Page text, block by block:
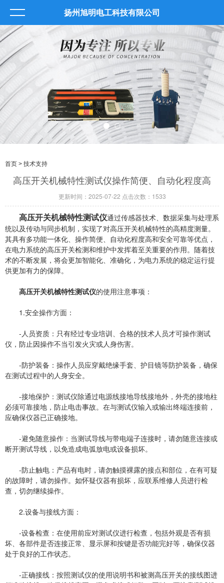
扬州旭明电工科技有限公司
首页 > 技术支持
高压开关机械特性测试仪操作简便、自动化程度高
更新时间：2025-07-22 点击次数：1533
高压开关机械特性测试仪通过传感器技术、数据采集与处理系
统以及传动与同步机制，实现了对高压开关机械特性的高精度测量。
其具有多功能一体化、操作简便、自动化程度高和安全可靠等优点，
在电力系统的高压开关检测和维护中发挥着至关重要的作用。随着技
术的不断发展，将会更加智能化、准确化，为电力系统的稳定运行提
供更加有力的保障。
高压开关机械特性测试仪的使用注意事项：
1.安全操作方面：
-人员资质：只有经过专业培训、合格的技术人员才可操作测试
仪，防止因操作不当引发火灾或人身伤害。
-防护装备：操作人员应穿戴绝缘手套、护目镜等防护装备，确保
在测试过程中的人身安全。
-接地保护：测试仪除通过电源线接地导线接地外，外壳的接地柱
必须可靠接地，防止电击事故。在与测试仪输入或输出终端连接前，
应确保仪器已正确接地。
-避免随意操作：当测试导线与带电端子连接时，请勿随意连接或
断开测试导线，以免造成电弧放电或设备损坏。
-防止触电：产品有电时，请勿触摸裸露的接点和部位，在有可疑
的故障时，请勿操作。如怀疑仪器有损坏，应联系维修人员进行检
查，切勿继续操作。
2.设备与接线方面：
-设备检查：在使用前应对测试仪进行检查，包括外观是否有损
坏、各部件是否连接正常、显示屏和按键是否功能完好等，确保仪器
处于良好的工作状态。
-正确接线：按照测试仪的使用说明书和被测高压开关的接线图进